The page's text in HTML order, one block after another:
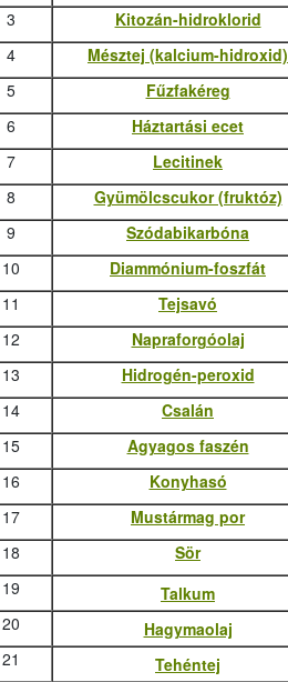
3
Kitozán-hidroklorid
4
Mésztej (kalcium-hidroxid)
5
Fűzfakéreg
6
Háztartási ecet
7
Lecitinek
8
Gyümölcscukor (fruktóz)
9
Szódabikarbóna
10
Diammónium-foszfát
11
Tejsavó
12
Napraforgóolaj
13
Hidrogén-peroxid
14
Csalán
15
Agyagos faszén
16
Konyhasó
17
Mustármag por
18
Sör
19
Talkum
20
Hagymaolaj
21
Tehéntej